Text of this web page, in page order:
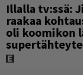
Illalla tv:ssä:
raakaa
oli koomikon